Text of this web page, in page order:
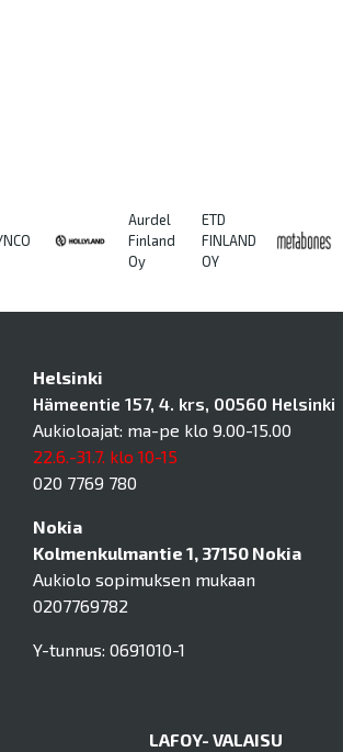
Aurdel
Finland
Oy
ETD
FINLAND
OY
Helsinki
Hämeentie 157, 4. krs, 00560 Helsinki
Aukioloajat: ma-pe klo 9.00-15.00
22.6.-31.7. klo 10-15
020 7769 780
Nokia
Kolmenkulmantie 1, 37150 Nokia
Aukiolo sopimuksen mukaan
0207769782
Y-tunnus: 0691010-1
LAFOY- VALAISU